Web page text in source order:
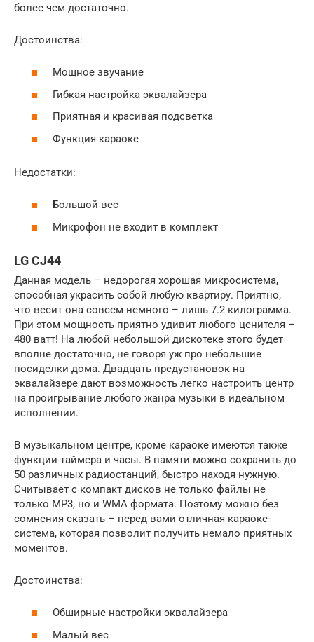
более чем достаточно.
Достоинства:
Мощное звучание
Гибкая настройка эквалайзера
Приятная и красивая подсветка
Функция караоке
Недостатки:
Большой вес
Микрофон не входит в комплект
LG CJ44
Данная модель – недорогая хорошая микросистема,
способная украсить собой любую квартиру. Приятно,
что весит она совсем немного – лишь 7.2 килограмма.
При этом мощность приятно удивит любого ценителя –
480 ватт! На любой небольшой дискотеке этого будет
вполне достаточно, не говоря уж про небольшие
посиделки дома. Двадцать предустановок на
эквалайзере дают возможность легко настроить центр
на проигрывание любого жанра музыки в идеальном
исполнении.
В музыкальном центре, кроме караоке имеются также
функции таймера и часы. В памяти можно сохранить до
50 различных радиостанций, быстро находя нужную.
Считывает с компакт дисков не только файлы не
только МР3, но и WMA формата. Поэтому можно без
сомнения сказать – перед вами отличная караоке-
система, которая позволит получить немало приятных
моментов.
Достоинства:
Обширные настройки эквалайзера
Малый вес